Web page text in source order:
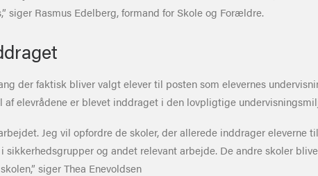
Rasmus Edelberg, formand for Skole og Forældre.
der faktisk bliver valgt elever til posten som elevernes
elevrådene er blevet inddraget i den lovpligtige
Jeg vil opfordre de skoler, der allerede inddrager eleverne
og andet relevant arbejde. De andre skoler
siger Thea Enevoldsen